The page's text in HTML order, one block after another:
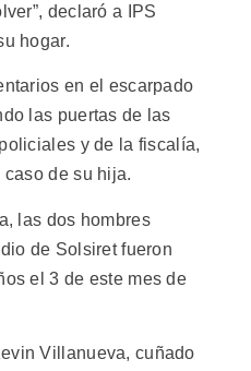
declaró a IPS
hogar.
en el escarpado
las puertas de las
y de la fiscalía,
de su hija.
las dos hombres
de Solsiret fueron
el 3 de este mes de
Villanueva, cuñado